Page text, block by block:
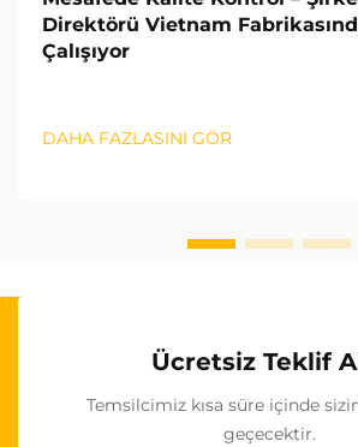
Direktörü Vietnam
Çalışıyor
DAHA FAZLASINI GÖR
Ücretsiz Teklif
Temsilcimiz kısa süre içinde
geçecektir.